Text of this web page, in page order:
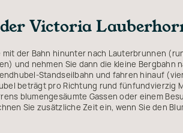
Victoria
mit der Bahn hinunter nach Lauterbrunnen
und nehmen Sie dann die kleine
Standseilbahn und fahren hinauf
beträgt pro Richtung rund fünfundvierzig
blumengesäumte Gassen oder einem
Sie zusätzliche Zeit ein, wenn Sie den